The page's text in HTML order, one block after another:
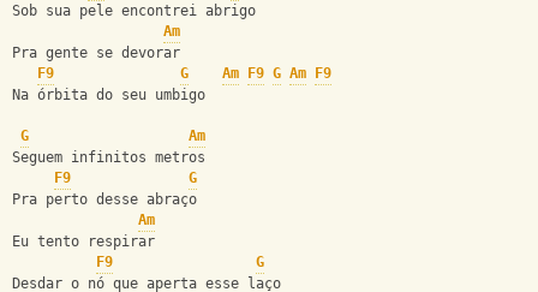
Sob sua pele encontrei abrigo
Am
Pra gente se devorar
F9
G Am F9 G Am
F9
Na órbita do seu umbigo
G
Am
Seguem infinitos metros
F9
G
Pra perto desse abraço
Am
Eu tento respirar
F9
G
Desdar o nó que aperta esse laço